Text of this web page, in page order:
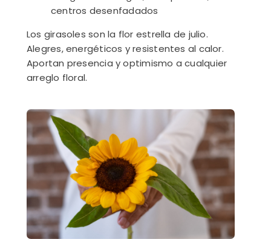
centros desenfadados
Los girasoles son la flor estrella de julio.
Alegres, energéticos y resistentes al calor.
Aportan presencia y optimismo a cualquier
arreglo floral.